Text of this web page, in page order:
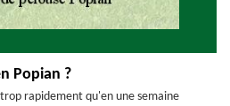
Popian ?
rapidement qu'en une semaine